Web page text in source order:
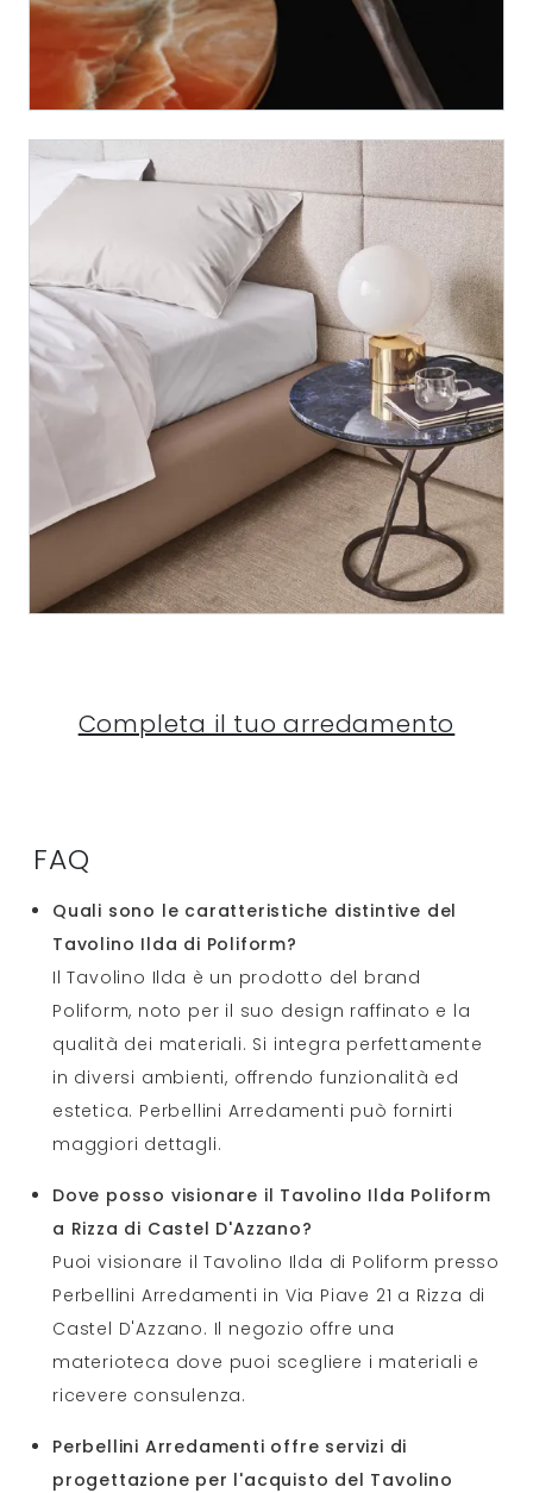
Completa il tuo arredamento
FAQ
Quali sono le caratteristiche distintive del
Tavolino Ilda di Poliform?
Il Tavolino Ilda è un prodotto del brand
Poliform, noto per il suo design raffinato e la
qualità dei materiali. Si integra perfettamente
in diversi ambienti, offrendo funzionalità ed
estetica. Perbellini Arredamenti può fornirti
maggiori dettagli.
Dove posso visionare il Tavolino Ilda Poliform
a Rizza di Castel D'Azzano?
Puoi visionare il Tavolino Ilda di Poliform presso
Perbellini Arredamenti in Via Piave 21 a Rizza di
Castel D'Azzano. Il negozio offre una
materioteca dove puoi scegliere i materiali e
ricevere consulenza.
Perbellini Arredamenti offre servizi di
progettazione per l'acquisto del Tavolino